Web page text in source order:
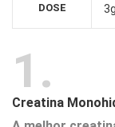
DOSE 3g
1
Creatina